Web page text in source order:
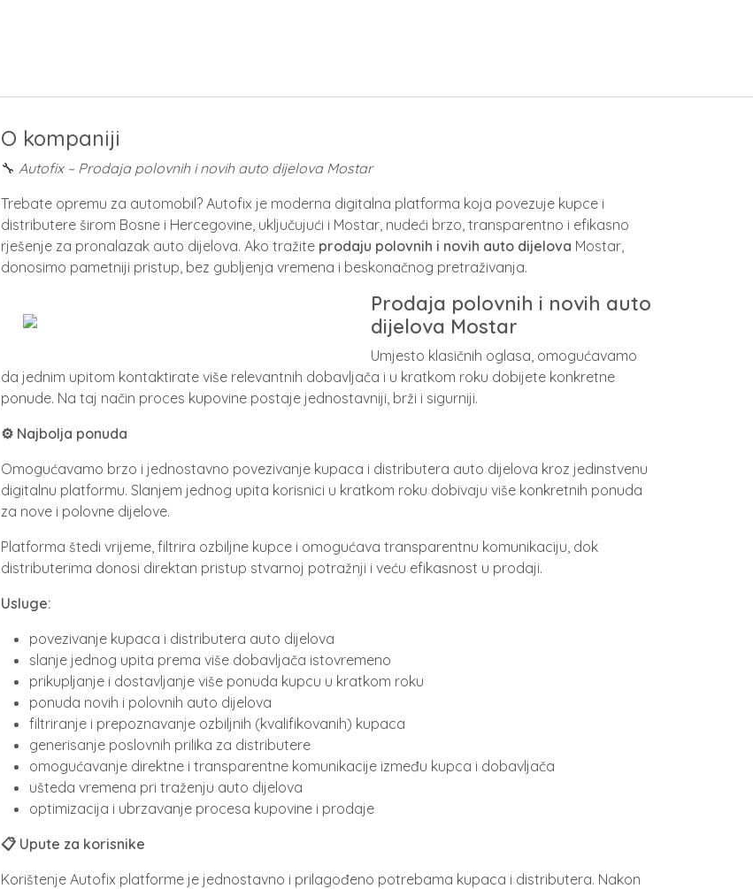
O kompaniji
🔧 Autofix – Prodaja polovnih i novih auto dijelova Mostar
Trebate opremu za automobil? Autofix je moderna digitalna platforma koja povezuje kupce i
distributere širom Bosne i Hercegovine, uključujući i Mostar, nudeći brzo, transparentno i efikasno
rješenje za pronalazak auto dijelova. Ako tražite prodaju polovnih i novih auto dijelova Mostar,
donosimo pametniji pristup, bez gubljenja vremena i beskonačnog pretraživanja.
Prodaja polovnih i novih auto
dijelova Mostar
Umjesto klasičnih oglasa, omogućavamo
da jednim upitom kontaktirate više relevantnih dobavljača i u kratkom roku dobijete konkretne
ponude. Na taj način proces kupovine postaje jednostavniji, brži i sigurniji.
⚙️ Najbolja ponuda
Omogućavamo brzo i jednostavno povezivanje kupaca i distributera auto dijelova kroz jedinstvenu
digitalnu platformu. Slanjem jednog upita korisnici u kratkom roku dobivaju više konkretnih ponuda
za nove i polovne dijelove.
Platforma štedi vrijeme, filtrira ozbiljne kupce i omogućava transparentnu komunikaciju, dok
distributerima donosi direktan pristup stvarnoj potražnji i veću efikasnost u prodaji.
Usluge:
povezivanje kupaca i distributera auto dijelova
slanje jednog upita prema više dobavljača istovremeno
prikupljanje i dostavljanje više ponuda kupcu u kratkom roku
ponuda novih i polovnih auto dijelova
filtriranje i prepoznavanje ozbiljnih (kvalifikovanih) kupaca
generisanje poslovnih prilika za distributere
omogućavanje direktne i transparentne komunikacije između kupca i dobavljača
ušteda vremena pri traženju auto dijelova
optimizacija i ubrzavanje procesa kupovine i prodaje
📋 Upute za korisnike
Korištenje Autofix platforme je jednostavno i prilagođeno potrebama kupaca i distributera. Nakon